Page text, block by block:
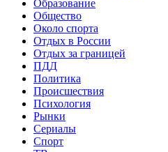
Образование
Общество
Около спорта
Отдых в России
Отдых за границей
ПДД
Политика
Происшествия
Психология
Рынки
Сериалы
Спорт